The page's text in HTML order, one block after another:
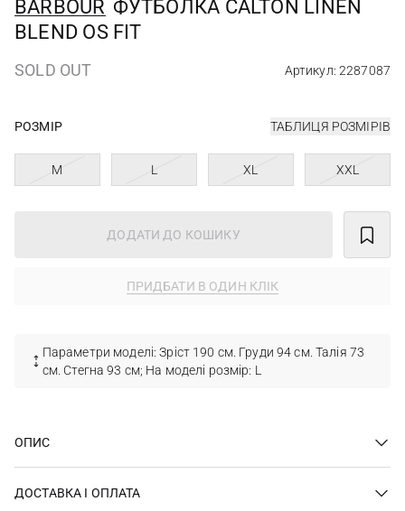
BARBOUR ФУТБОЛКА CALTON LINEN
BLEND OS FIT
SOLD OUT Артикул: 2287087
РОЗМІР ТАБЛИЦЯ РОЗМІРІВ
M L XL XXL
ДОДАТИ ДО КОШИКУ
ПРИДБАТИ В ОДИН КЛІК
Параметри моделі: Зріст 190 см. Груди 94 см. Талія 73
см. Стегна 93 см; На моделі розмір: L
ОПИС
ДОСТАВКА І ОПЛАТА